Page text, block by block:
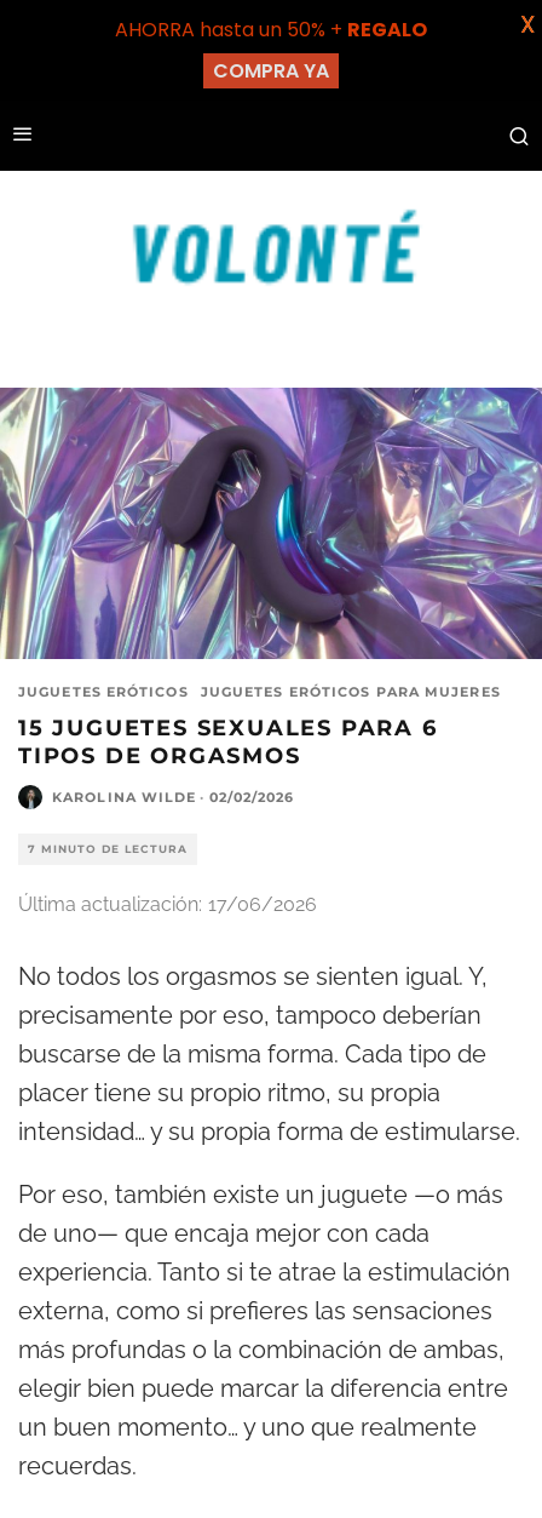
JUGUETES ERÓTICOS JUGUETES ERÓTICOS PARA MUJERES
15 JUGUETES SEXUALES PARA 6
TIPOS DE ORGASMOS
KAROLINA WILDE · 02/02/2026
7 MINUTO DE LECTURA
Última actualización: 17/06/2026
No todos los orgasmos se sienten igual. Y,
precisamente por eso, tampoco deberían
buscarse de la misma forma. Cada tipo de
placer tiene su propio ritmo, su propia
intensidad… y su propia forma de estimularse.
Por eso, también existe un juguete —o más
de uno— que encaja mejor con cada
experiencia. Tanto si te atrae la estimulación
externa, como si prefieres las sensaciones
más profundas o la combinación de ambas,
elegir bien puede marcar la diferencia entre
un buen momento… y uno que realmente
recuerdas.
AHORRA hasta un 50% + REGALO
COMPRA YA
X